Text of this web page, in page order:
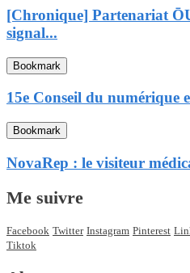
[Chronique] Partenariat
signal...
Bookmark
15e Conseil du numérique
Bookmark
NovaRep : le visiteur
Me suivre
Facebook Twitter Instagram Pinterest
Tiktok